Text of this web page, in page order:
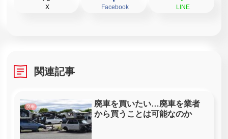
X Facebook LINE
関連記事
廃車
廃車を買いたい…廃車を業者
から買うことは可能なのか